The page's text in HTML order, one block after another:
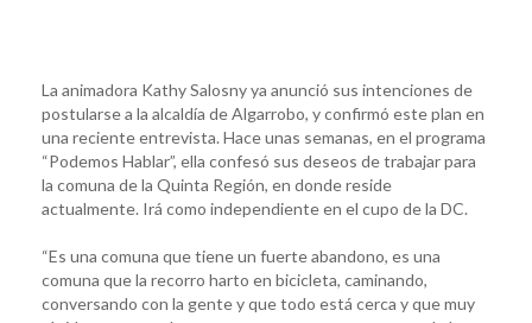
La animadora Kathy Salosny ya anunció sus intenciones de
postularse a la alcaldía de Algarrobo, y confirmó este plan en
una reciente entrevista. Hace unas semanas, en el programa
“Podemos Hablar”, ella confesó sus deseos de trabajar para
la comuna de la Quinta Región, en donde reside
actualmente. Irá como independiente en el cupo de la DC.
“Es una comuna que tiene un fuerte abandono, es una
comuna que la recorro harto en bicicleta, caminando,
conversando con la gente y que todo está cerca y que muy